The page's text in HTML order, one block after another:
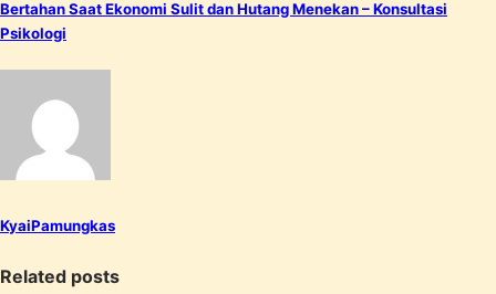
Bertahan Saat Ekonomi Sulit dan Hutang Menekan – Konsultasi
Psikologi
KyaiPamungkas
Related posts